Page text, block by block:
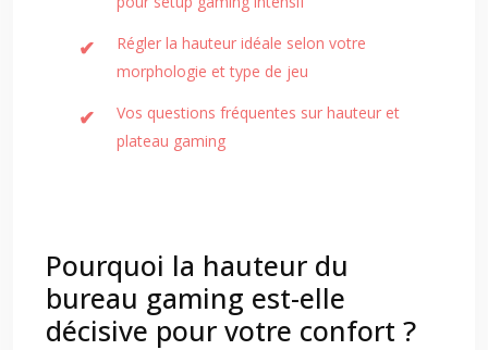
Régler la hauteur idéale selon votre
morphologie et type de jeu
Vos questions fréquentes sur hauteur et
plateau gaming
Pourquoi la hauteur du
bureau gaming est-elle
décisive pour votre confort ?